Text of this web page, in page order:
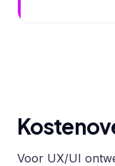
Voor UX/UI